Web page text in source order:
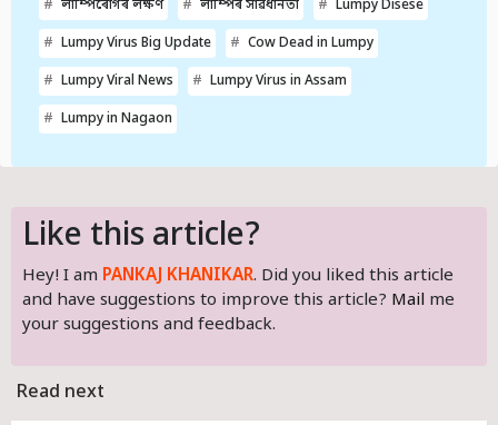
লাম্পিৰোগৰ লক্ষণ লাম্পিৰ সাৱধানতা Lumpy Disese
Lumpy Virus Big Update Cow Dead in Lumpy
Lumpy Viral News Lumpy Virus in Assam
Lumpy in Nagaon
Like this article?
Hey! I am PANKAJ KHANIKAR. Did you liked this article
and have suggestions to improve this article? Mail me
your suggestions and feedback.
Read next